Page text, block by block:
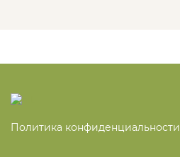
Политика конфиденциальности